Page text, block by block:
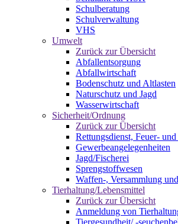
Schulberatung
Schulverwaltung
VHS
Umwelt
Zurück zur Übersicht
Abfallentsorgung
Abfallwirtschaft
Bodenschutz und Altlasten
Naturschutz und Jagd
Wasserwirtschaft
Sicherheit/Ordnung
Zurück zur Übersicht
Rettungsdienst, Feuer-
Gewerbeangelegenheiten
Jagd/Fischerei
Sprengstoffwesen
Waffen-, Versammlung
Tierhaltung/Lebensmittel
Zurück zur Übersicht
Anmeldung von
Tiergesundheit/ -